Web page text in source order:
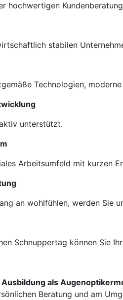
hochwertigen
stabilen
Technologien,
unterstützt.
Arbeitsumfeld mit kurzen
an wohlfühlen, werden Sie
Schnuppertag können Sie
als
Beratung und am